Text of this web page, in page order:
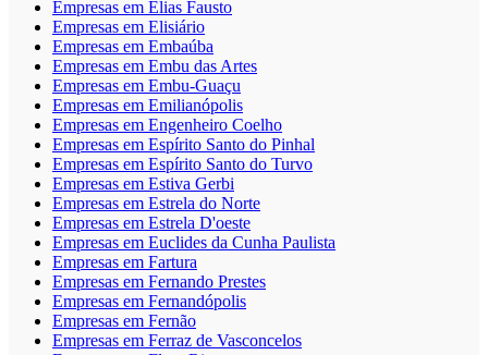
Empresas em Elias Fausto
Empresas em Elisiário
Empresas em Embaúba
Empresas em Embu das Artes
Empresas em Embu-Guaçu
Empresas em Emilianópolis
Empresas em Engenheiro Coelho
Empresas em Espírito Santo do Pinhal
Empresas em Espírito Santo do Turvo
Empresas em Estiva Gerbi
Empresas em Estrela do Norte
Empresas em Estrela D'oeste
Empresas em Euclides da Cunha Paulista
Empresas em Fartura
Empresas em Fernando Prestes
Empresas em Fernandópolis
Empresas em Fernão
Empresas em Ferraz de Vasconcelos